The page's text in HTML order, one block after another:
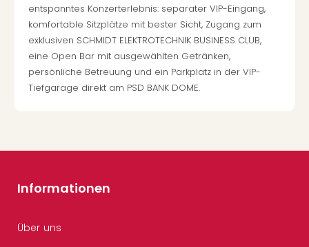
entspanntes Konzerterlebnis: separater VIP-Eingang,
komfortable Sitzplätze mit bester Sicht, Zugang zum
exklusiven SCHMIDT ELEKTROTECHNIK BUSINESS CLUB,
eine Open Bar mit ausgewählten Getränken,
persönliche Betreuung und ein Parkplatz in der VIP-
Tiefgarage direkt am PSD BANK DOME.
Informationen
Über uns